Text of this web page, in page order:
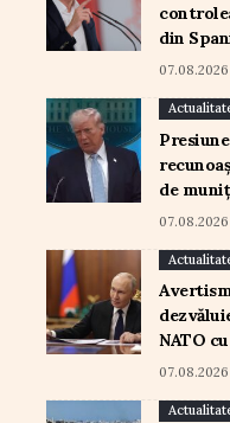
din
07.08.2026
de
07.08.2026
NATO
07.08.2026